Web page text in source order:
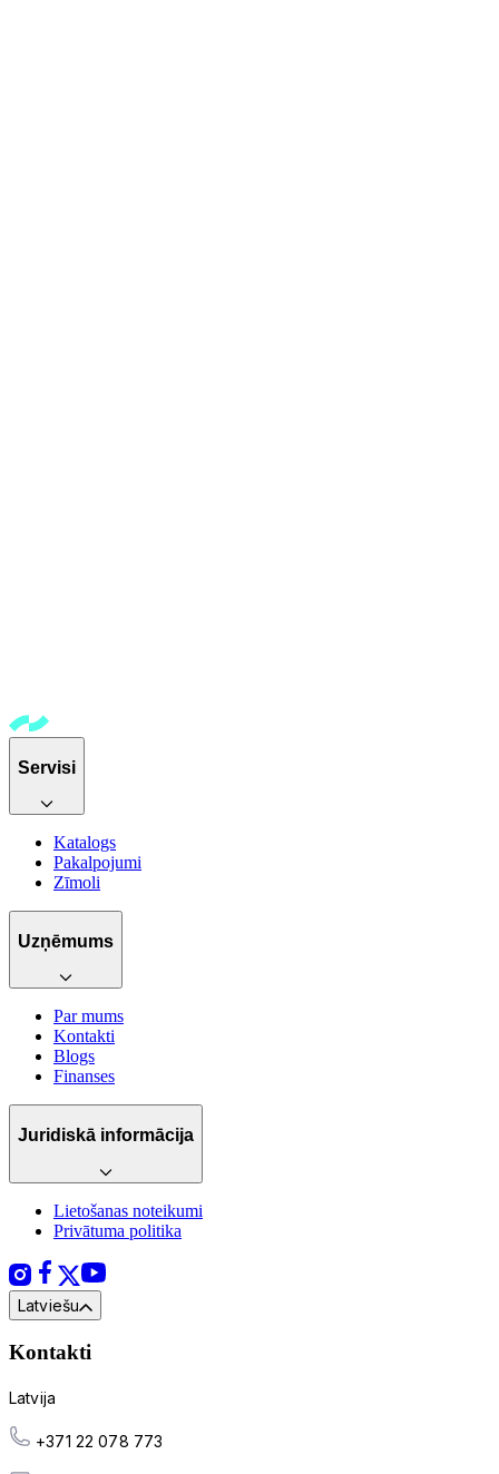
Servisi
Katalogs
Pakalpojumi
Zīmoli
Uzņēmums
Par mums
Kontakti
Blogs
Finanses
Juridiskā informācija
Lietošanas noteikumi
Privātuma politika
Latviešu
Kontakti
Latvija
+371 22 078 773